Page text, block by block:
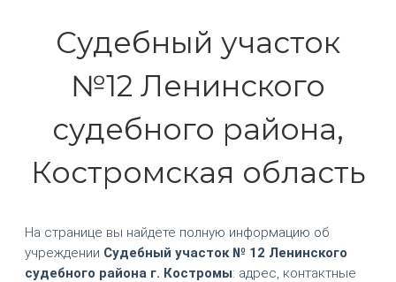
Судебный участок
№12 Ленинского
судебного района,
Костромская область
На странице вы найдете полную информацию об
учреждении Судебный участок № 12 Ленинского
судебного района г. Костромы: адрес, контактные